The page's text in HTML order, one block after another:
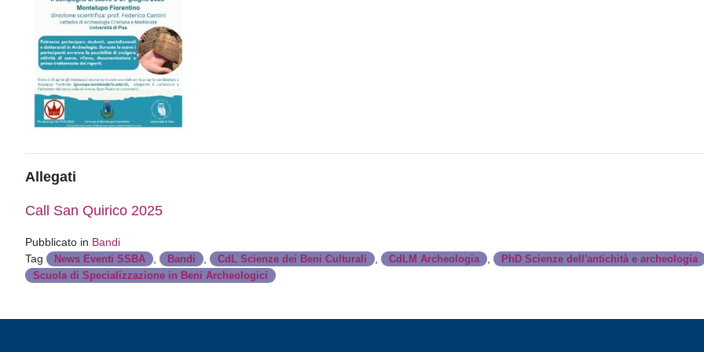
Allegati
Call San Quirico 2025
Pubblicato in Bandi
Tag
News Eventi SSBA , Bandi , CdL Scienze dei Beni Culturali , CdLM Archeologia , PhD Scienze dell'antichità e archeologia
Scuola di Specializzazione in Beni Archeologici